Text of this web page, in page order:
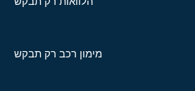
מימון רכב רק תבקש